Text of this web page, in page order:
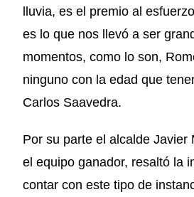
lluvia, es el premio al
es lo que nos llevó a ser
momentos, como lo son,
ninguno con la edad que
Carlos Saavedra.
Por su parte el alcalde
el equipo ganador, resaltó la
contar con este tipo de